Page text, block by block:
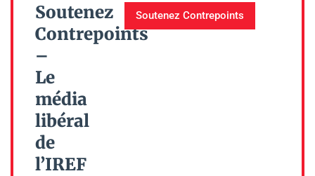
Soutenez
Contrepoints
–
Le
média
libéral
de
l’IREF
Soutenez Contrepoints